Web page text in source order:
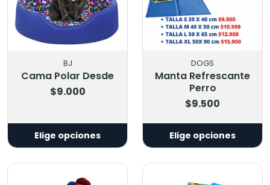
BJ
Cama Polar Desde
$9.000
Elige opciones
DOGS
Manta Refrescante
Perro
$9.500
Elige opciones